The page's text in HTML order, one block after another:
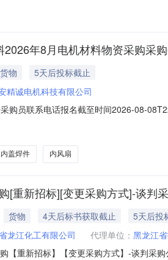
年8月电机材料物资采购采
货物
5天后投标截止
精诚电机科技有限公司
购员联系电话报名截至时间2026-08-
08-205LC.317.0093D240轴承内
盖焊件 内风扇
[重新招标][变更采购方式]-谈判
货物 4天后标书获取截止 5天后投
龙江化工有限公司 代理单位： 黑龙江
【重新招标】【变更采购方式】-谈判采